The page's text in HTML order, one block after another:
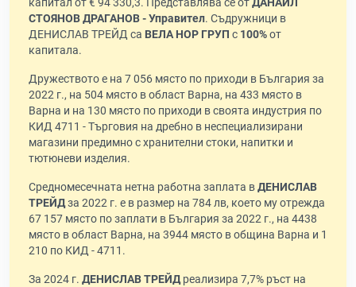
капитал от € 94 330,3. Представлява се отДАНАИЛ
СТОЯНОВ ДРАГАНОВ - Управител. Съдружници в
ДЕНИСЛАВ ТРЕЙД са ВЕЛА НОР ГРУП с 100%от
капитала.
Дружеството е на 7 056 място по приходи в България за
2022 г., на 504 място в област Варна, на 433 място в
Варна и на 130 място по приходи в своята индустрия по
КИД 4711 - Търговия на дребно в неспециализирани
магазини предимно с хранителни стоки, напитки и
тютюневи изделия.
Средномесечната нетна работна заплата вДЕНИСЛАВ
ТРЕЙДза 2022 г. е в размер на 784 лв, което му отрежда
67 157 място по заплати в България за 2022 г., на 4438
място в област Варна, на 3944 място в община Варна и 1
210 по КИД - 4711.
За 2024 г. ДЕНИСЛАВ ТРЕЙДреализира 7,7% ръст на